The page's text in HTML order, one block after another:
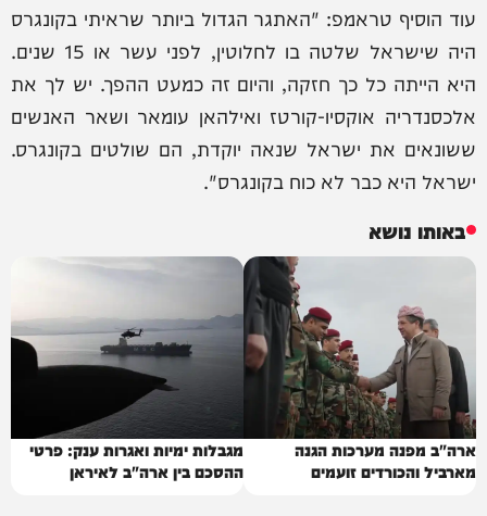
עוד הוסיף טראמפ: "האתגר הגדול ביותר שראיתי בקונגרס
היה שישראל שלטה בו לחלוטין, לפני עשר או 15 שנים.
היא הייתה כל כך חזקה, והיום זה כמעט ההפך. יש לך את
אלכסנדריה אוקסיו-קורטז ואילהאן עומאר ושאר האנשים
ששונאים את ישראל שנאה יוקדת, הם שולטים בקונגרס.
ישראל היא כבר לא כוח בקונגרס".
באותו נושא
ארה"ב מפנה מערכות הגנה
מארביל והכורדים זועמים
מגבלות ימיות ואגרות ענק: פרטי
ההסכם בין ארה"ב לאיראן